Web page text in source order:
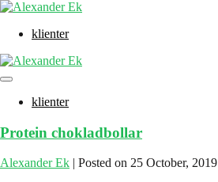
Skip
contentklienter
Menu
Toggleklienter
Protein chokladbollar
Alexander Ek | Posted on 25 October, 2019